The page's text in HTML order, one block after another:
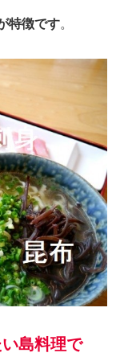
特徴です。
島料理で